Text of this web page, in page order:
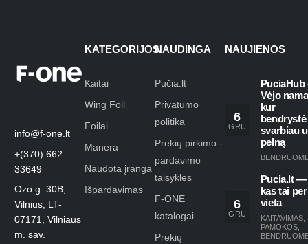
info@f-one.lt
+(370) 662
33649
Ozo g. 30B,
Vilnius, LT-
07171, Vilniaus
m. sav.
KATEGORIJOS
Kaitai
Wing Foil
Foilai
Manera
Naudota įranga
Išpardavimas
NAUDINGA
Pučia.lt
Privatumo
politika
Prekių pirkimo -
pardavimo
taisyklės
F-ONE
katalogai
Prekių
NAUJIENOS
6
GRU
PuciaHub
Vėjo
kur
bendrystė
svarbiau
pelną
6
GRU
Pucia.lt —
kas tai per
vieta
KAITAVIMAS
PAMOKOS